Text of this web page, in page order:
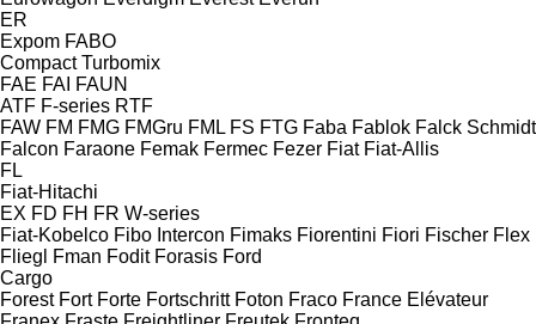
ER
Expom FABO
Compact Turbomix
FAE FAI FAUN
ATF F-series RTF
FAW FM FMG FMGru FML FS FTG Faba Fablok Falck Schmidt
Falcon Faraone Femak Fermec Fezer Fiat Fiat-Allis
FL
Fiat-Hitachi
EX FD FH FR W-series
Fiat-Kobelco Fibo Intercon Fimaks Fiorentini Fiori Fischer Flex
Fliegl
Fman Fodit Forasis Ford
Cargo
Forest Fort Forte Fortschritt Foton Fraco France Elévateur